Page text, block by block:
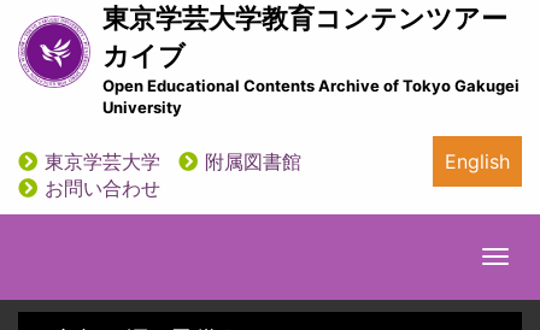
イ
ン
ン
ツ
東京学芸大学教育コンテンツアー
カイブ
Open Educational Contents Archive of Tokyo Gakugei
University
utility
東京学芸大学
附属図書館
お問い合わせ
English